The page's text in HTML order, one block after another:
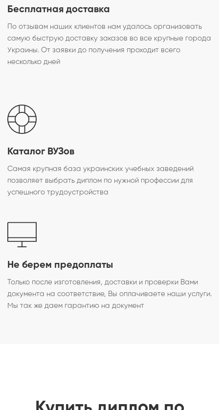
Бесплатная доставка
По отзывам наших клиентов нам удалось организовать
самую быструю доставку заказов во все крупные города
Украины. От заявки до получения проходит всего
несколько дней
Каталог ВУЗов
Самая крупная база украинских учебных заведений
позволяет выбрать диплом по нужной профессии для
успешного трудоустройства
Не берем предоплаты
Только после изготовления, доставки и проверки Вами
документа на соответствие, Вы оплачиваете наши услуги.
Мы так же даем гарантию на документ